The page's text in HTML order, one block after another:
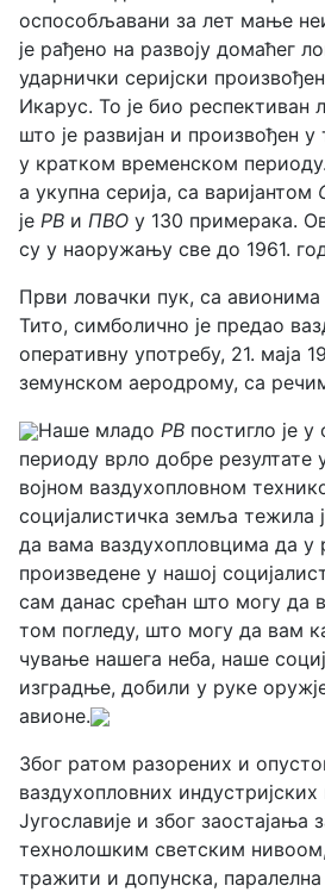
оспособљавани за лет мање
је рађено на развоју домаћег
ударнички серијски
Икарус. То је био респективан
што је развијан и произвођен
у кратком временском
а укупна серија, са варијантом
је РВ и ПВО у 130 примерака.
су у наоружању све до 1961.
Први ловачки пук, са авионима
Тито, симболично је предао
оперативну употребу, 21. маја
земунском аеродрому, са
Наше младо РВ постигло је
периоду врло добре резултате
војном ваздухопловном
социјалистичка земља тежила
да вама ваздухопловцима да у
произведене у нашој
сам данас срећан што могу да
том погледу, што могу да вам
чување нашега неба, наше
изградње, добили у руке
авионе.
Због ратом разорених и
ваздухопловних индустријских
Југославије и због заостајања
технолошким светским
тражити и допунска,